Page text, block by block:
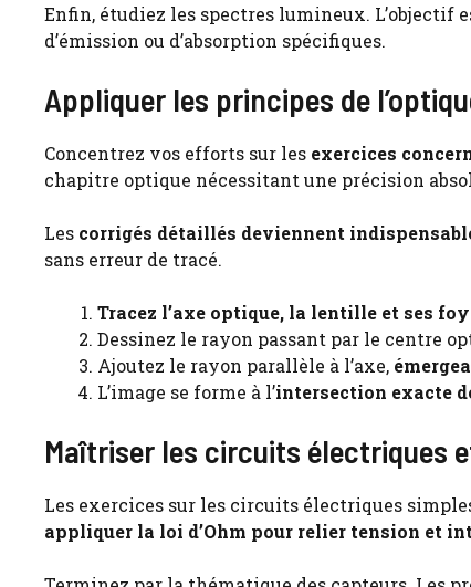
Enfin, étudiez les spectres lumineux. L’objectif
d’émission ou d’absorption spécifiques.
Appliquer les principes de
Concentrez vos efforts sur les exercices
chapitre optique nécessitant une précision
Les corrigés détaillés deviennent
sans erreur de tracé.
Tracez l’axe optique, la lentille et ses
Dessinez le rayon passant par le centre
Ajoutez le rayon parallèle à l’axe,
L’image se forme à l’intersection exacte
Maîtriser les circuits électriques
Les exercices sur les circuits électriques
appliquer la loi d’Ohm pour relier tension et